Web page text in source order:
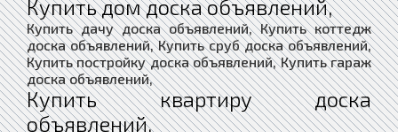
Купить дом доска объявлений,
Купить дачу доска объявлений, Купить коттедж
доска объявлений, Купить сруб доска объявлений,
Купить постройку доска объявлений, Купить гараж
доска объявлений,
Купить квартиру доска
объявлений,